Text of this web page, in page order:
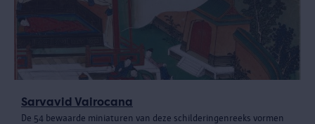
Sarvavid Vairocana
De 54 bewaarde miniaturen van deze schilderingenreeks vormen